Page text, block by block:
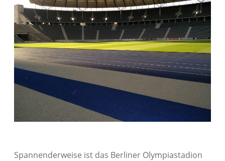
Spannenderweise ist das Berliner Olympiastadion